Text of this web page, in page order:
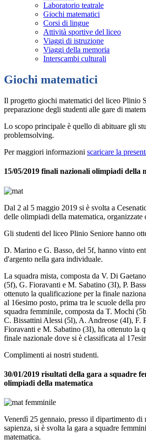
Laboratorio teatrale
Giochi matematici
Corsi di lingue
Attività sportive del liceo
Viaggi di istruzione
Viaggi della memoria
Interscambi culturali
Giochi matematici
Il progetto giochi matematici del liceo Plinio
preparazione degli studenti alle gare di
Lo scopo principale è quello di abituare gli
problemsolving.
Per maggiori informazioni scaricare la
15/05/2019 finali nazionali olimpiadi della
Dal 2 al 5 maggio 2019 si è svolta a
delle olimpiadi della matematica, organizzate
Gli studenti del liceo Plinio Seniore hanno
D. Marino e G. Basso, del 5f, hanno vinto
d'argento nella gara individuale.
La squadra mista, composta da V. Di
(5f), G. Fioravanti e M. Sabatino (3I), P.
ottenuto la qualificazione per la finale
al 16esimo posto, prima tra le scuole della
squadra femminile, composta da T. Mochi
C. Bissattini Alessi (5l), A. Andreose (4I), F.
Fioravanti e M. Sabatino (3I), ha ottenuto la
finale nazionale dove si è classificata al
Complimenti ai nostri studenti.
30/01/2019 risultati della gara a squadre
olimpiadi della matematica
Venerdì 25 gennaio, presso il dipartimento di
sapienza, si è svolta la gara a squadre
matematica.